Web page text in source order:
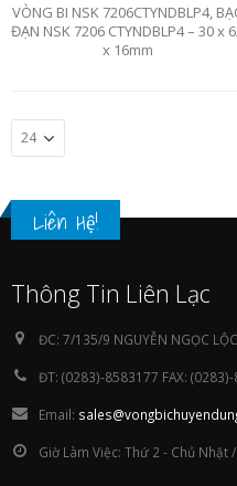
VÒNG BI NSK 7206CTYNDBLP4,
ĐẠN NSK 7206 CTYNDBLP4 – 30 x
x 16mm
Liên Hệ!
Thông Tin Liên Lạc
ĐC: 7/135/9 NGUYỄN NGỌC
ĐT: (0283)-8583177 FAX:
Email:
Giờ Làm Việc: Thứ 2 - Chủ Nhật